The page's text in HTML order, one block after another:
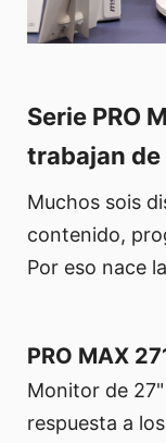
Serie PRO
trabajan de
Muchos sois
contenido,
Por eso nace
PRO MAX
Monitor de
respuesta a